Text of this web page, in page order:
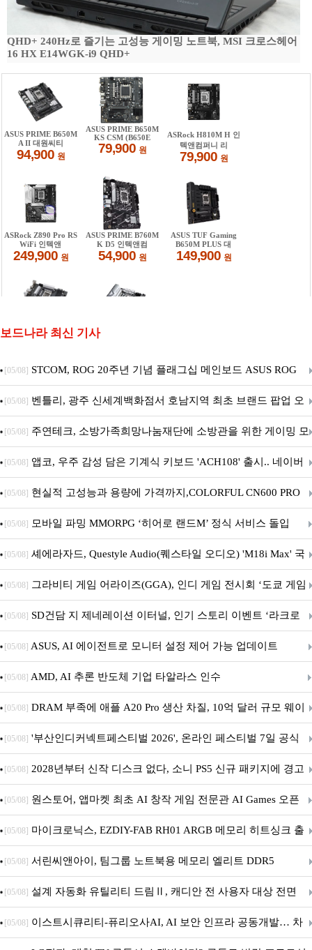
QHD+ 240Hz로 즐기는 고성능 게이밍 노트북, MSI 크로스헤어
16 HX E14WGK-i9 QHD+
보드나라 최신 기사
[05/08] STCOM, ROG 20주년 기념 플래그십 메인보드 ASUS ROG
Crosshair X870E EDITION 20 국내 출시 예정
[05/08] 벤틀리, 광주 신세계백화점서 호남지역 최초 브랜드 팝업 오
픈
[05/08] 주연테크, 소방가족희망나눔재단에 소방관을 위한 게이밍 모
니터·스마트 펫 침대 기부
[05/08] 앱코, 우주 감성 담은 기계식 키보드 'ACH108' 출시.. 네이버
브랜드데이 기획전 진행
[05/08] 현실적 고성능과 용량에 가격까지,COLORFUL CN600 PRO
M.2 NVMe 디앤디컴 1TB
[05/08] 모바일 파밍 MMORPG ‘히어로 랜드M’ 정식 서비스 돌입
[05/08] 셰에라자드, Questyle Audio(퀘스타일 오디오) 'M18i Max' 국
내 정식 출시
[05/08] 그라비티 게임 어라이즈(GGA), 인디 게임 전시회 ‘도쿄 게임
던전 13’ 참가!
[05/08] SD건담 지 제네레이션 이터널, 인기 스토리 이벤트 ‘라크로
아의 용사’ 재개최 및 풍성한 기념 이벤트 실시!
[05/08] ASUS, AI 에이전트로 모니터 설정 제어 가능 업데이트
[05/08] AMD, AI 추론 반도체 기업 타알라스 인수
[05/08] DRAM 부족에 애플 A20 Pro 생산 차질, 10억 달러 규모 웨이
퍼 대기
[05/08] '부산인디커넥트페스티벌 2026', 온라인 페스티벌 7일 공식
개막... 22일간 진행
[05/08] 2028년부터 신작 디스크 없다, 소니 PS5 신규 패키지에 경고
문 추가
[05/08] 원스토어, 앱마켓 최초 AI 창작 게임 전문관 AI Games 오픈
[05/08] 마이크로닉스, EZDIY-FAB RH01 ARGB 메모리 히트싱크 출
시
[05/08] 서린씨앤아이, 팀그룹 노트북용 메모리 엘리트 DDR5
5600MHz 16GB 출시
[05/08] 설계 자동화 유틸리티 드림Ⅱ, 캐디안 전 사용자 대상 전면
무상 배포
[05/08] 이스트시큐리티-퓨리오사AI, AI 보안 인프라 공동개발… 차